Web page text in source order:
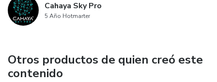
Cahaya Sky Pro
5 Año Hotmarter
Otros productos de quien creó este
contenido